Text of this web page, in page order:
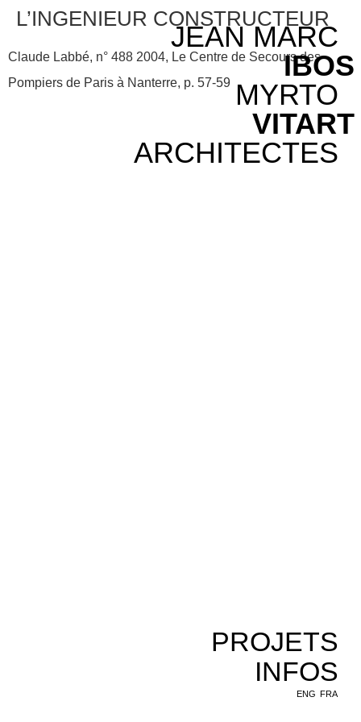
JEAN MARC
IBOS
MYRTO
VITART
ARCHITECTES
PROJETS
INFOS
ENG FRA
L’INGENIEUR CONSTRUCTEUR
Claude Labbé, n° 488 2004, Le Centre de Secours des
Pompiers de Paris à Nanterre, p. 57-59